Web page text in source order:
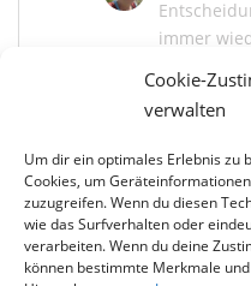
Cookie-
verwalten
Um dir ein optimales Erlebnis zu
Cookies, um
zuzugreifen. Wenn du diesen
wie das Surfverhalten oder
verarbeiten. Wenn du deine
können bestimmte Merkmale
immer
Juni 13, 2026
Marina
immer
bekräftigen
Juni 13, 2026